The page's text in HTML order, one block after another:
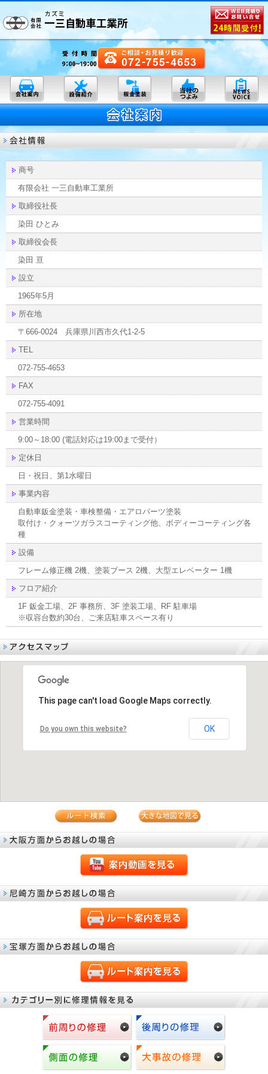
商号
有限会社 一三自動車工業所
取締役社長
染田 ひとみ
取締役会長
染田 亘
設立
1965年5月
所在地
〒666-0024 兵庫県川西市久代1-2-5
TEL
072-755-4653
FAX
072-755-4091
営業時間
9:00～18:00 (電話対応は19:00まで受付）
定休日
日・祝日、第1水曜日
事業内容
自動車鈑金塗装・車検整備・エアロパーツ塗装
取付け・クォーツガラスコーティング他、ボディーコーティング各
種
設備
フレーム修正機 2機、塗装ブース 2機、大型エレベーター 1機
フロア紹介
1F 鈑金工場、2F 事務所、3F 塗装工場、RF 駐車場
※収容台数約30台、ご来店駐車スペース有り
This page can't load Google Maps correctly.
Do you own this website? OK